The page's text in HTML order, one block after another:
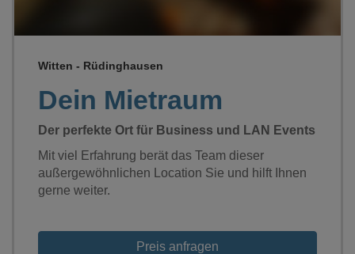
Dein Mietraum
Witten - Rüdinghausen
Der perfekte Ort für Business und LAN Events
Mit viel Erfahrung berät das Team dieser
außergewöhnlichen Location Sie und hilft Ihnen
gerne weiter.
Preis anfragen